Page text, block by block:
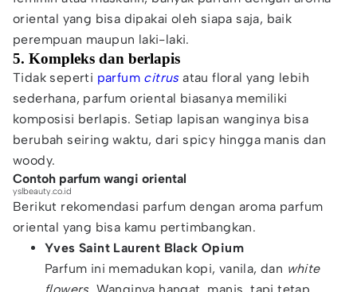
oriental yang bisa dipakai oleh siapa saja, baik
perempuan maupun laki-laki.
5. Kompleks dan berlapis
Tidak seperti parfum citrus atau floral yang lebih
sederhana, parfum oriental biasanya memiliki
komposisi berlapis. Setiap lapisan wanginya bisa
berubah seiring waktu, dari spicy hingga manis dan
woody.
Contoh parfum wangi oriental
yslbeauty.co.id
Berikut rekomendasi parfum dengan aroma parfum
oriental yang bisa kamu pertimbangkan.
Yves Saint Laurent Black Opium
Parfum ini memadukan kopi, vanila, dan white